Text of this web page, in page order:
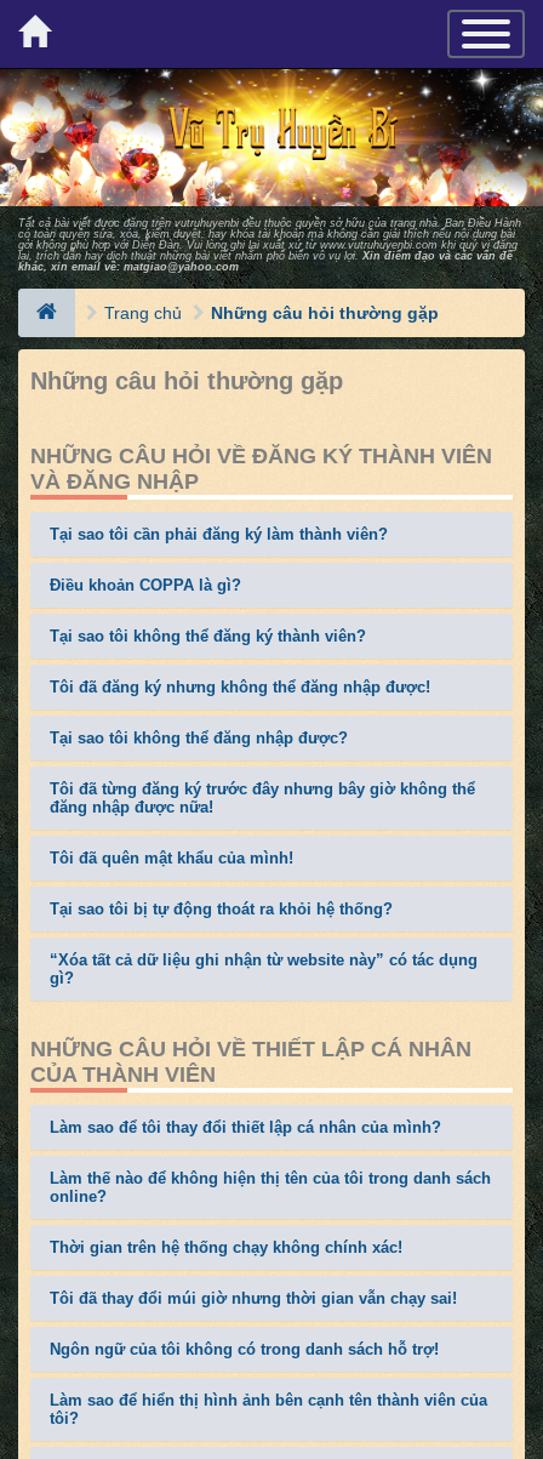
×
Tất cả bài viết được đăng trên vutruhuyenbi đều thuộc quyền sở hữu của trang nhà. Ban Ðiều Hành
có toàn quyền sửa, xóa, kiểm duyệt, hay khóa tài khoản mà không cần giải thích nếu nội dung bài
gởi không phù hợp với Diễn Ðàn. Vui lòng ghi lại xuất xứ từwww.vutruhuyenbi.comkhi quý vị đăng
lại, trích dẫn hay dịch thuật những bài viết nhằm phổ biến vô vụ lợi. Xin điểm đạo và các vấn đề
khác, xin email về: matgiao@yahoo.com
Trang chủ Những câu hỏi thường gặp
Những câu hỏi thường gặp
NHỮNG CÂU HỎI VỀ ĐĂNG KÝ THÀNH VIÊN
VÀ ĐĂNG NHẬP
Tại sao tôi cần phải đăng ký làm thành viên?
Điều khoản COPPA là gì?
Tại sao tôi không thể đăng ký thành viên?
Tôi đã đăng ký nhưng không thể đăng nhập được!
Tại sao tôi không thể đăng nhập được?
Tôi đã từng đăng ký trước đây nhưng bây giờ không thể
đăng nhập được nữa!
Tôi đã quên mật khẩu của mình!
Tại sao tôi bị tự động thoát ra khỏi hệ thống?
“Xóa tất cả dữ liệu ghi nhận từ website này” có tác dụng
gì?
NHỮNG CÂU HỎI VỀ THIẾT LẬP CÁ NHÂN
CỦA THÀNH VIÊN
Làm sao để tôi thay đổi thiết lập cá nhân của mình?
Làm thế nào để không hiện thị tên của tôi trong danh sách
online?
Thời gian trên hệ thống chạy không chính xác!
Tôi đã thay đổi múi giờ nhưng thời gian vẫn chạy sai!
Ngôn ngữ của tôi không có trong danh sách hỗ trợ!
Làm sao để hiển thị hình ảnh bên cạnh tên thành viên của
tôi?